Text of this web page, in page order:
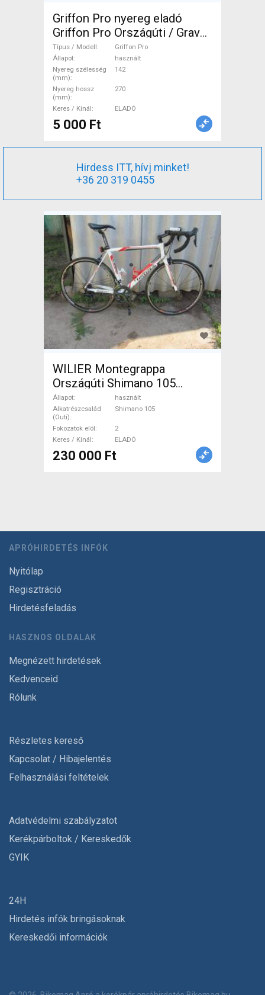
Griffon Pro nyereg eladó
Griffon Pro Országúti / Gravel
/ Triatlon Alkatrész, Országúti
Nyereg / Nyeregcső használt
ELADÓ
Típus / Modell
Griffon Pro
Állapot
használt
Nyereg szélesség
(mm)
142
Nyereg hossz
(mm)
270
Keres / Kínál ELADÓ
5 000 Ft
Hirdess ITT, hívj minket!
+36 20 319 0455
WILIER Montegrappa
Országúti Shimano 105
patkófék használt ELADÓ
Állapot
használt
Alkatrészcsalád
(Outi)
Shimano 105
Fokozatok elöl
2
Keres / Kínál
ELADÓ
230 000 Ft
APRÓHIRDETÉS INFÓK
Nyitólap
Regisztráció
Hirdetésfeladás
HASZNOS OLDALAK
Megnézett hirdetések
Kedvenceid
Rólunk
Részletes kereső
Kapcsolat / Hibajelentés
Felhasználási feltételek
Adatvédelmi szabályzatot
Kerékpárboltok / Kereskedők
GYIK
24H
Hirdetés infók bringásoknak
Kereskedői információk